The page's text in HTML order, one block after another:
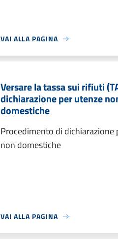
VAI ALLA PAGINA
Versare la tassa sui rifiuti
dichiarazione per utenze
domestiche
Procedimento di dichiarazione
non domestiche
VAI ALLA PAGINA